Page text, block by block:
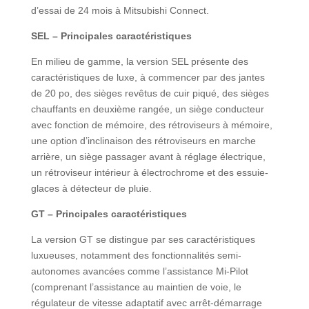
d’essai de 24 mois à Mitsubishi Connect.
SEL – Principales caractéristiques
En milieu de gamme, la version SEL présente des
caractéristiques de luxe, à commencer par des jantes
de 20 po, des sièges revêtus de cuir piqué, des sièges
chauffants en deuxième rangée, un siège conducteur
avec fonction de mémoire, des rétroviseurs à mémoire,
une option d’inclinaison des rétroviseurs en marche
arrière, un siège passager avant à réglage électrique,
un rétroviseur intérieur à électrochrome et des essuie-
glaces à détecteur de pluie.
GT – Principales caractéristiques
La version GT se distingue par ses caractéristiques
luxueuses, notamment des fonctionnalités semi-
autonomes avancées comme l’assistance Mi-Pilot
(comprenant l’assistance au maintien de voie, le
régulateur de vitesse adaptatif avec arrêt-démarrage